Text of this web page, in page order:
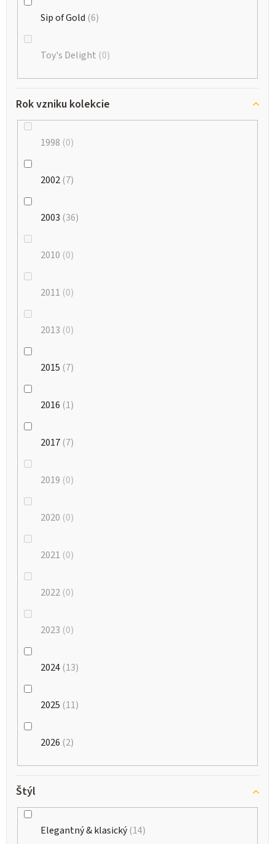
Sip of Gold 6
Toy's Delight 0
Rok vzniku kolekcie
1998 0
2002 7
2003 36
2010 0
2011 0
2013 0
2015 7
2016 1
2017 7
2019 0
2020 0
2021 0
2022 0
2023 0
2024 13
2025 11
2026 2
Štýl
Elegantný & klasický 14